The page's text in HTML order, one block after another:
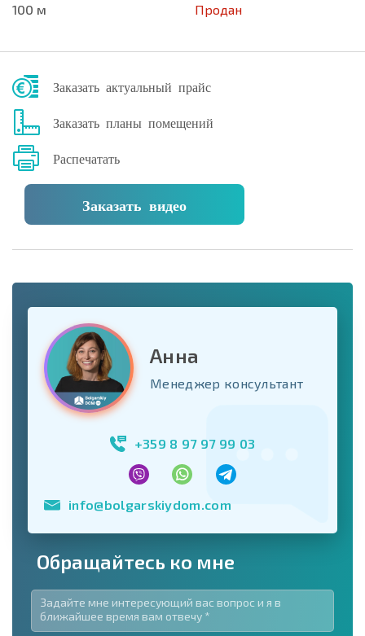
100 м
Продан
Заказать актуальный прайс
Заказать планы помещений
Распечатать
Заказать видео
Анна
Менеджер консультант
+359 8 97 97 99 03
info@bolgarskiydom.com
Обращайтесь ко мне